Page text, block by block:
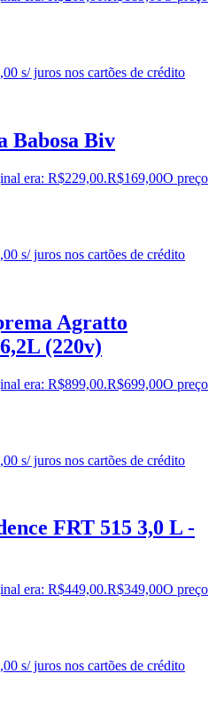
s/ juros nos cartões de crédito
Babosa Biv
era: R$229,00.R$169,00O preço
s/ juros nos cartões de crédito
Agratto
(220v)
era: R$899,00.R$699,00O preço
s/ juros nos cartões de crédito
FRT 515 3,0 L -
era: R$449,00.R$349,00O preço
s/ juros nos cartões de crédito